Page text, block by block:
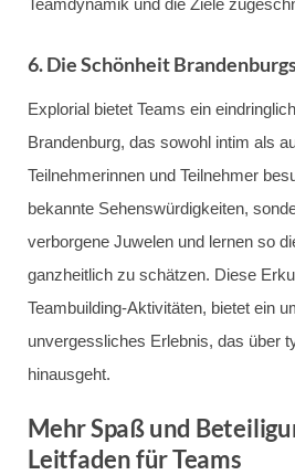
6. Die Schönheit
Explorial bietet Teams ein
Brandenburg, das sowohl intim als
Teilnehmerinnen und Teilnehmer
bekannte Sehenswürdigkeiten,
verborgene Juwelen und lernen so
ganzheitlich zu schätzen. Diese
Teambuilding-Aktivitäten, bietet ein
unvergessliches Erlebnis, das über
hinausgeht.
Mehr Spaß und
Leitfaden für Teams